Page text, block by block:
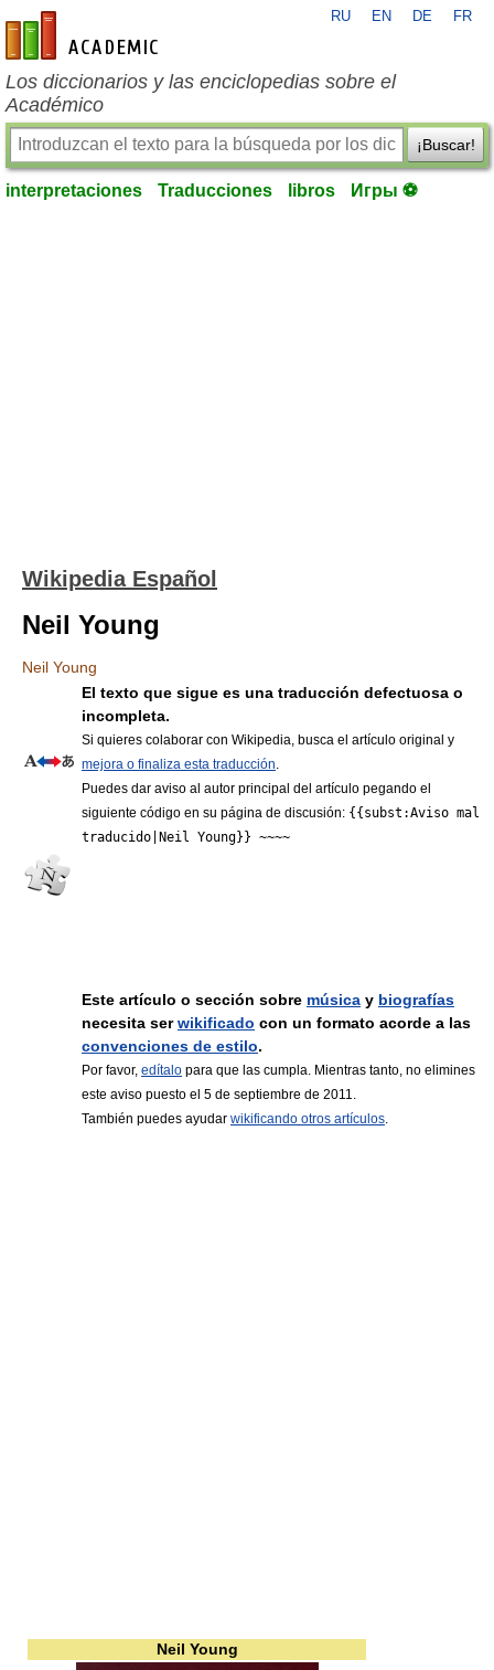
es-academic.com
RU EN DE FR
Los diccionarios y las enciclopedias sobre el
Académico
¡Buscar!
interpretaciones Traducciones libros Игры ⚽
Wikipedia Español
Neil Young
Neil Young
El texto que sigue es una traducción defectuosa o
incompleta.
Si quieres colaborar con Wikipedia, busca el artículo original y
mejora o finaliza esta traducción.
Puedes dar aviso al autor principal del artículo pegando el
siguiente código en su página de discusión: {{subst:Aviso mal
traducido|Neil Young}} ~~~~
Este artículo o sección sobre música y biografías
necesita serwikificado con un formato acorde a las
convenciones de estilo.
Por favor, edítalo para que las cumpla. Mientras tanto, no elimines
este aviso puesto el 5 de septiembre de 2011.
También puedes ayudar wikificando otros artículos.
Neil Young